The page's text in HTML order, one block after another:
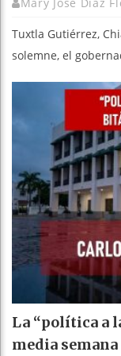
Tuxtla Gutiérrez,
solemne, el
La “política a
media